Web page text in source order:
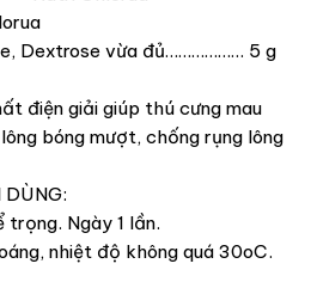
Dextrose vừa đủ……………… 5 g
điện giải giúp thú cưng mau
bóng mượt, chống rụng lông
DÙNG:
trọng. Ngày 1 lần.
nhiệt độ không quá 30oC.